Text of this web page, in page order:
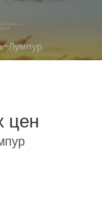
Лумпур
цен